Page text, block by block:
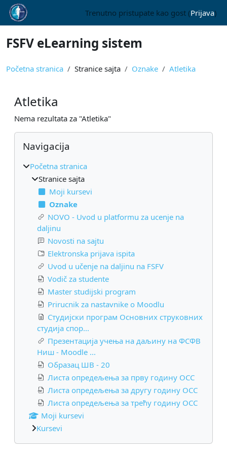
Idi na glavni sadržaj
Trenutno pristupate kao gost (Prijava)
FSFV eLearning sistem
Početna stranica Stranice sajta Oznake Atletika
Atletika
Nema rezultata za "Atletika"
Blokovi
Preskoči Navigacija
Navigacija
Početna stranica
Stranice sajta
Moji kursevi
Oznake
NOVO - Uvod u platformu za ucenje na
daljinu
Novosti na sajtu
Elektronska prijava ispita
Uvod u učenje na daljinu na FSFV
Vodič za studente
Master studijski program
Prirucnik za nastavnike o Moodlu
Студијски програм Основних струковних
студија спор...
Презентација учења на даљину на ФСФВ
Ниш - Moodle ...
Образац ШВ - 20
Листа опредељења за прву годину ОСС
Листа опредељења за другу годину ОСС
Листа опредељења за трећу годину ОСС
Moji kursevi
Kursevi